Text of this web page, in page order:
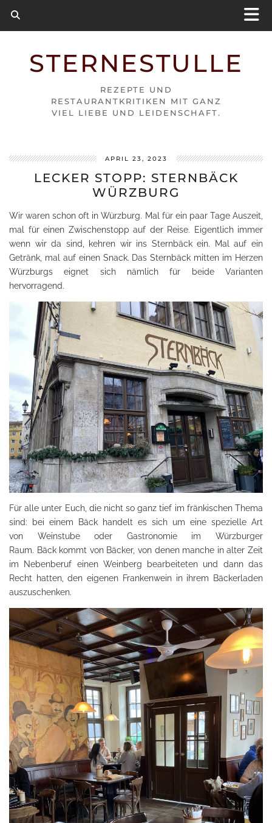
STERNESTULLE
REZEPTE UND
RESTAURANTKRITIKEN MIT GANZ
VIEL LIEBE UND LEIDENSCHAFT.
APRIL 23, 2023
LECKER STOPP: STERNBÄCK
WÜRZBURG
Wir waren schon oft in Würzburg. Mal für ein paar Tage Auszeit,
mal für einen Zwischenstopp auf der Reise. Eigentlich immer
wenn wir da sind, kehren wir ins Sternbäck ein. Mal auf ein
Getränk, mal auf einen Snack. Das Sternbäck mitten im Herzen
Würzburgs eignet sich nämlich für beide Varianten
hervorragend.
Für alle unter Euch, die nicht so ganz tief im fränkischen Thema
sind: bei einem Bäck handelt es sich um eine spezielle Art
von Weinstube oder Gastronomie im Würzburger
Raum. Bäck kommt von Bäcker, von denen manche in alter Zeit
im Nebenberuf einen Weinberg bearbeiteten und dann das
Recht hatten, den eigenen Frankenwein in ihrem Bäckerladen
auszuschenken.